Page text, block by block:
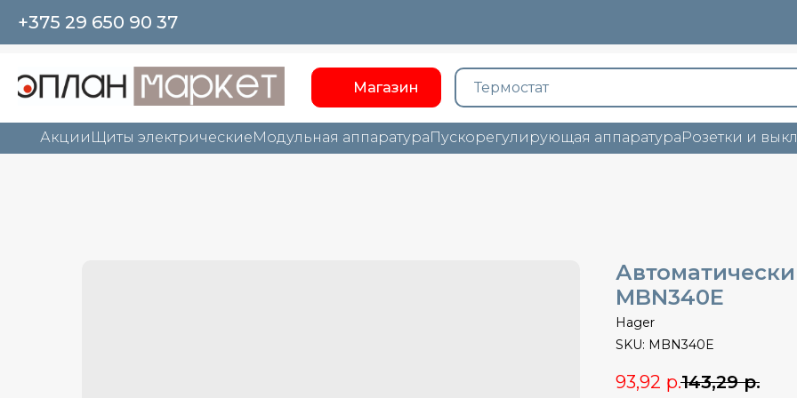
+375 29 650 90 37
Магазин
Акции Щиты электрическиеМодульная аппаратураПускорегулирующая аппаратураРозетки и
MBN340E
Hager
SKU: MBN340E
93,92 р.143,29 р.